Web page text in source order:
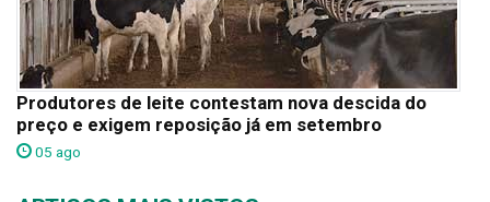
Produtores de leite contestam nova descida do
preço e exigem reposição já em setembro
05 ago